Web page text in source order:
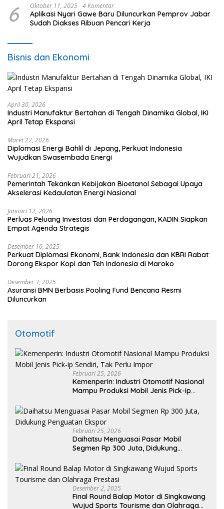
6 Oktober 11, 2025 4 Komentar
Aplikasi Nyari Gawe Baru Diluncurkan Pemprov Jabar
Sudah Diakses Ribuan Pencari Kerja
Bisnis dan Ekonomi
April 30, 2026
Industri Manufaktur Bertahan di Tengah Dinamika Global, IKI
April Tetap Ekspansi
Maret 22, 2026
Diplomasi Energi Bahlil di Jepang, Perkuat Indonesia
Wujudkan Swasembada Energi
Februari 21, 2026
Pemerintah Tekankan Kebijakan Bioetanol Sebagai Upaya
Akselerasi Kedaulatan Energi Nasional
Januari 12, 2026
Perluas Peluang Investasi dan Perdagangan, KADIN Siapkan
Empat Agenda Strategis
Desember 10, 2025
Perkuat Diplomasi Ekonomi, Bank Indonesia dan KBRI Rabat
Dorong Ekspor Kopi dan Teh Indonesia di Maroko
Desember 3, 2025
Asuransi BMN Berbasis Pooling Fund Bencana Resmi
Diluncurkan
Otomotif
Februari 25, 2026
Kemenperin: Industri Otomotif Nasional
Mampu Produksi Mobil Jenis Pick-ip
Februari 25, 2026
Daihatsu Menguasai Pasar Mobil
Segmen Rp 300 Juta, Didukung
Desember 2, 2025
Final Round Balap Motor di Singkawang
Wujud Sports Tourisme dan Olahraga